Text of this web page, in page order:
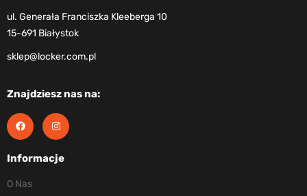
ul. Generała Franciszka Kleeberga 10
15-691 Białystok
sklep@locker.com.pl
Znajdziesz nas na:
Informacje
O Nas